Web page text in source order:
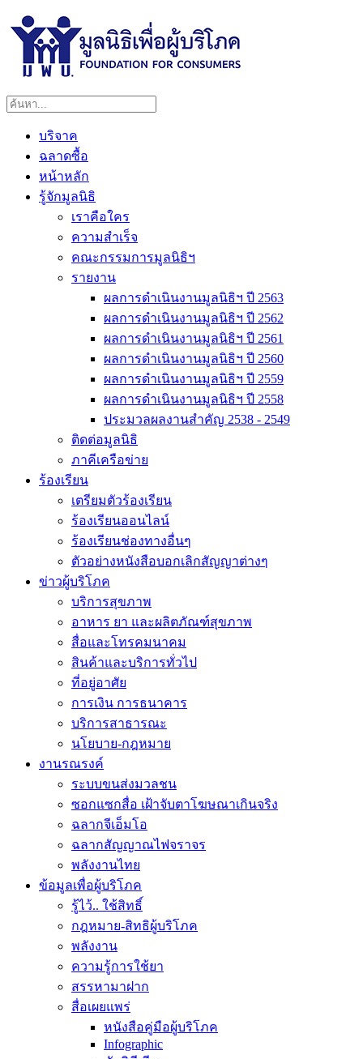
บริจาค
ฉลาดซื้อ
หน้าหลัก
รู้จักมูลนิธิ
เราคือใคร
ความสำเร็จ
คณะกรรมการมูลนิธิฯ
รายงาน
ผลการดำเนินงานมูลนิธิฯ ปี 2563
ผลการดำเนินงานมูลนิธิฯ ปี 2562
ผลการดำเนินงานมูลนิธิฯ ปี 2561
ผลการดำเนินงานมูลนิธิฯ ปี 2560
ผลการดำเนินงานมูลนิธิฯ ปี 2559
ผลการดำเนินงานมูลนิธิฯ ปี 2558
ประมวลผลงานสำคัญ 2538 - 2549
ติดต่อมูลนิธิ
ภาคีเครือข่าย
ร้องเรียน
เตรียมตัวร้องเรียน
ร้องเรียนออนไลน์
ร้องเรียนช่องทางอื่นๆ
ตัวอย่างหนังสือบอกเลิกสัญญาต่างๆ
ข่าวผู้บริโภค
บริการสุขภาพ
อาหาร ยา และผลิตภัณฑ์สุขภาพ
สื่อและโทรคมนาคม
สินค้าและบริการทั่วไป
ที่อยู่อาศัย
การเงิน การธนาคาร
บริการสาธารณะ
นโยบาย-กฎหมาย
งานรณรงค์
ระบบขนส่งมวลชน
ซอกแซกสื่อ เฝ้าจับตาโฆษณาเกินจริง
ฉลากจีเอ็มโอ
ฉลากสัญญาณไฟจราจร
พลังงานไทย
ข้อมูลเพื่อผู้บริโภค
รู้ไว้.. ใช้สิทธิ์
กฎหมาย-สิทธิผู้บริโภค
พลังงาน
ความรู้การใช้ยา
สรรหามาฝาก
สื่อเผยแพร่
หนังสือคู่มือผู้บริโภค
Infographic